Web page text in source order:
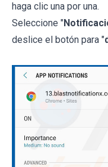
haga clic una por una.
Seleccione "
deslice el botón para "